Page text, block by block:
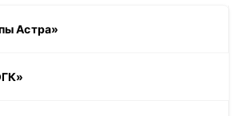
Астра»